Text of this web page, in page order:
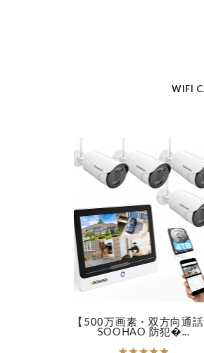
WIFI
SOOHAO 300万画素
ワイヤレ